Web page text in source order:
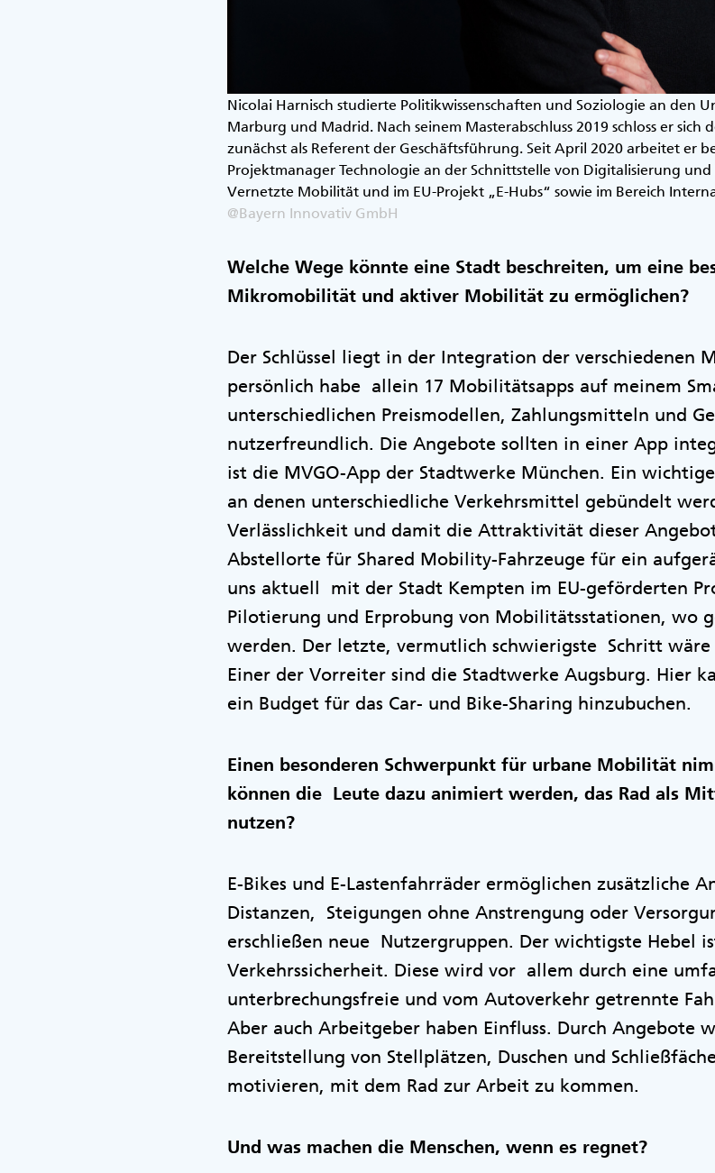
Nicolai Harnisch studierte Politikwissenschaften und Soziologie an den
Marburg und Madrid. Nach seinem Masterabschluss 2019 schloss er
zunächst als Referent der Geschäftsführung. Seit April 2020 arbeitet er
Projektmanager Technologie an der Schnittstelle von Digitalisierung
Vernetzte Mobilität und im EU-Projekt „E-Hubs“ sowie im Bereich
@Bayern Innovativ GmbH
Welche Wege könnte eine Stadt beschreiten, um eine
Mikromobilität und aktiver Mobilität zu ermöglichen?
Der Schlüssel liegt in der Integration der verschiedenen
persönlich habe allein 17 Mobilitätsapps auf meinem
unterschiedlichen Preismodellen, Zahlungsmitteln und
nutzerfreundlich. Die Angebote sollten in einer App
ist die MVGO-App der Stadtwerke München. Ein
an denen unterschiedliche Verkehrsmittel gebündelt
Verlässlichkeit und damit die Attraktivität dieser
Abstellorte für Shared Mobility-Fahrzeuge für ein
uns aktuell mit der Stadt Kempten im EU-geförderten
Pilotierung und Erprobung von Mobilitätsstationen, wo
werden. Der letzte, vermutlich schwierigste Schritt
Einer der Vorreiter sind die Stadtwerke Augsburg. Hier
ein Budget für das Car- und Bike-Sharing hinzubuchen.
Einen besonderen Schwerpunkt für urbane Mobilität
können die Leute dazu animiert werden, das Rad als
nutzen?
E-Bikes und E-Lastenfahrräder ermöglichen zusätzliche
Distanzen, Steigungen ohne Anstrengung oder
erschließen neue Nutzergruppen. Der wichtigste Hebel
Verkehrssicherheit. Diese wird vor allem durch eine
unterbrechungsfreie und vom Autoverkehr getrennte
Aber auch Arbeitgeber haben Einfluss. Durch Angebote
Bereitstellung von Stellplätzen, Duschen und
motivieren, mit dem Rad zur Arbeit zu kommen.
Und was machen die Menschen, wenn es regnet?